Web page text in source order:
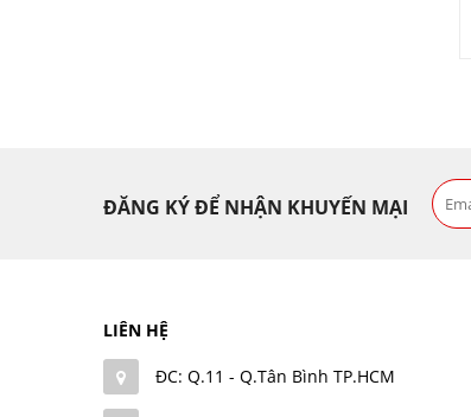
ĐĂNG KÝ ĐỂ NHẬN KHUYẾN MẠI
LIÊN HỆ
ĐC: Q.11 - Q.Tân Bình TP.HCM